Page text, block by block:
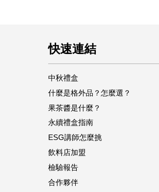
快速連結
中秋禮盒
什麼是格外品？怎麼選？
果茶醬是什麼？
永續禮盒指南
ESG講師怎麼挑
飲料店加盟
檢驗報告
合作夥伴